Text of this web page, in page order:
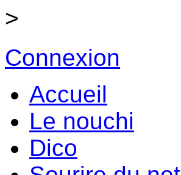
>
Connexion
Accueil
Le nouchi
Dico